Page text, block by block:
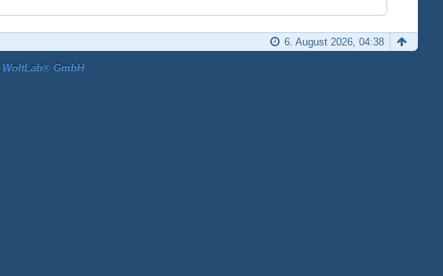
6. August 2026, 04:38
WoltLab® GmbH